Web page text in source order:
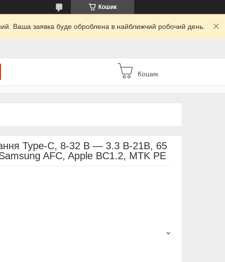
Кошик
Ваша заявка буде оброблена в найближчий робочий день.
Кошик
Type-C, 8-32 В — 3.3 В-21В, 65
AFC, Apple BC1.2, MTK PE